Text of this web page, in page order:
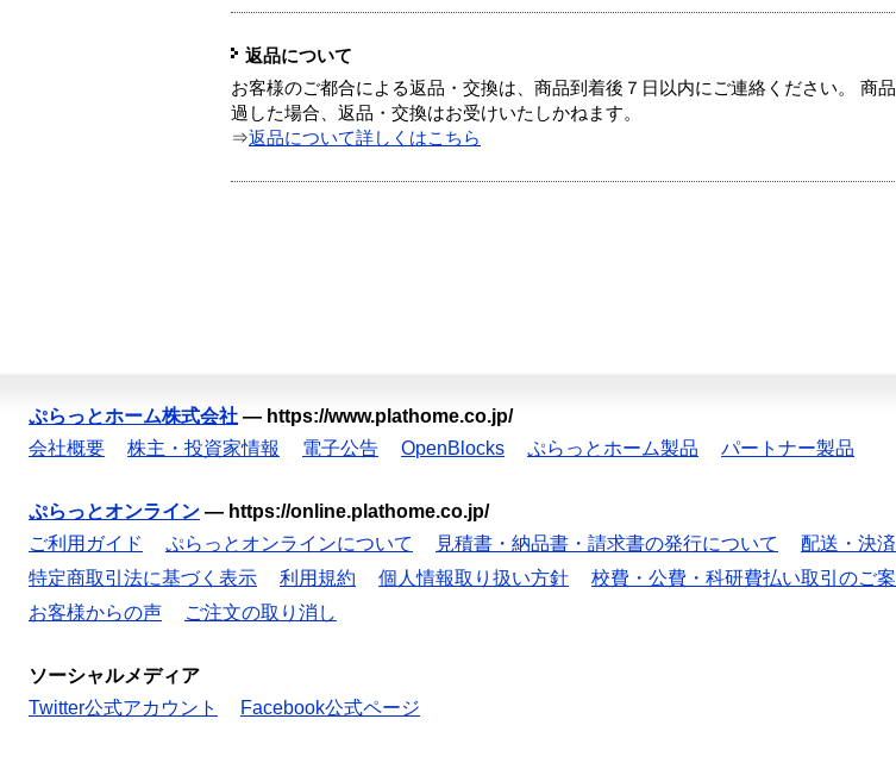
返品について
お客様のご都合による返品・交換は、商品到着後７日以内にご連絡ください。 商
過した場合、返品・交換はお受けいたしかねます。
⇒返品について詳しくはこちら
ぷらっとホーム株式会社 — https://www.plathome.co.jp/
会社概要
株主・投資家情報 電子公告 OpenBlocks ぷらっとホーム製品 パートナー製品
ぷらっとオンライン — https://online.plathome.co.jp/
ご利用ガイド
ぷらっとオンラインについて 見積書・納品書・請求書の発行について 配送・決
特定商取引法に基づく表示
利用規約 個人情報取り扱い方針 校費・公費・科研費払い取引のご
お客様からの声
ご注文の取り消し
ソーシャルメディア
Twitter公式アカウント
Facebook公式ページ